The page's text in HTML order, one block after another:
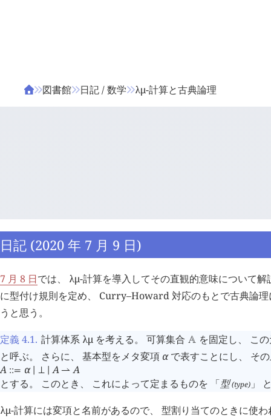
図書館 日記 / 数学 λμ-計算と古典論理
日記 (2020 年 7 月 9 日)
7 月 8 日では、 λμ-計算を導入してその直観的意味について
に型付け規則を定め、 Curry–Howard 対応のもとで古典論
うと思う。
定義 4.1. 計算体系 λμ を考える。 可算集合 󱀀 を固定し、 こ
と呼ぶ。 さらに、 基本型をメタ変項 αで表すことにし、 そ
A ::= α ⊥ A ⇀ A
とする。 このとき、 これによって定まるものを 「型(type) 」
λμ-計算には変項と名前があるので、 型割り当てのときに使